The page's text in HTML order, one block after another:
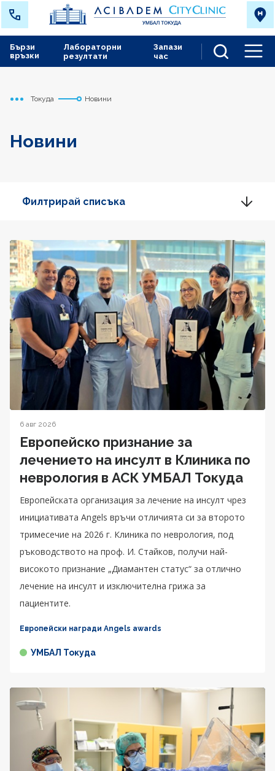
Лабораторни
резултати
Запази
час
Бързи
връзки
Начало
Токуда Новини
Новини
Филтрирай списъка
6 авг 2026
Европейско признание за
лечението на инсулт в Клиника по
неврология в АСК УМБАЛ Токуда
Eвропейската организация за лечение на инсулт чрез
инициативата Angels връчи отличията си за второто
тримесечие на 2026 г. Клиника по неврология, под
ръководството на проф. И. Стайков, получи най-
високото признание „Диамантен статус“ за отлично
лечение на инсулт и изключителна грижа за
пациентите.
Европейски награди Angels awards
УМБАЛ Токуда